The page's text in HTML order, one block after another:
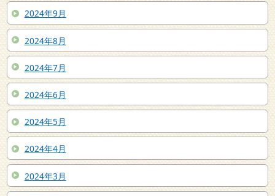
2024年9月
2024年8月
2024年7月
2024年6月
2024年5月
2024年4月
2024年3月